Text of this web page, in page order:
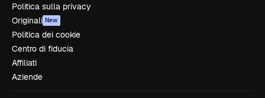
Politica sulla privacy
Originali New
Politica dei cookie
Centro di fiducia
Affiliati
Aziende